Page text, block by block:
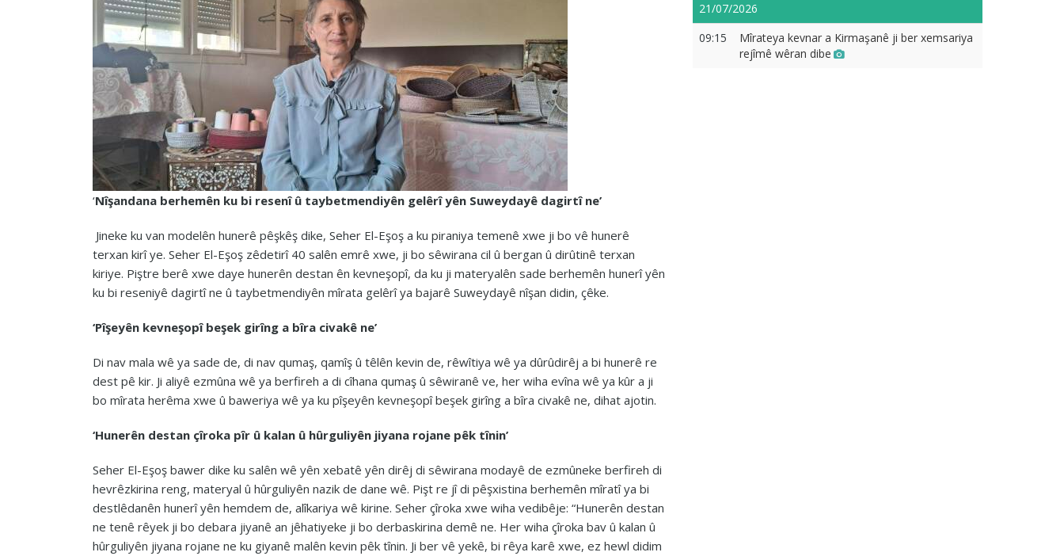
‘Nîşandana berhemên ku bi resenî û taybetmendiyên gelêrî yên Suweydayê dagirtî ne’
Jineke ku van modelên hunerê pêşkêş dike, Seher El-Eşoş a ku piraniya temenê xwe ji bo vê hunerê
terxan kirî ye. Seher El-Eşoş zêdetirî 40 salên emrê xwe, ji bo sêwirana cil û bergan û dirûtinê terxan
kiriye. Piştre berê xwe daye hunerên destan ên kevneşopî, da ku ji materyalên sade berhemên hunerî yên
ku bi reseniyê dagirtî ne û taybetmendiyên mîrata gelêrî ya bajarê Suweydayê nîşan didin, çêke.
‘Pîşeyên kevneşopî beşek girîng a bîra civakê ne’
Di nav mala wê ya sade de, di nav qumaş, qamîş û têlên kevin de, rêwîtiya wê ya dûrûdirêj a bi hunerê re
dest pê kir. Ji aliyê ezmûna wê ya berfireh a di cîhana qumaş û sêwiranê ve, her wiha evîna wê ya kûr a ji
bo mîrata herêma xwe û baweriya wê ya ku pîşeyên kevneşopî beşek girîng a bîra civakê ne, dihat ajotin.
‘Hunerên destan çîroka pîr û kalan û hûrguliyên jiyana rojane pêk tînin’
Seher El-Eşoş bawer dike ku salên wê yên xebatê yên dirêj di sêwirana modayê de ezmûneke berfireh di
hevrêzkirina reng, materyal û hûrguliyên nazik de dane wê. Pişt re jî di pêşxistina berhemên mîratî ya bi
destlêdanên hunerî yên hemdem de, alîkariya wê kirine. Seher çîroka xwe wiha vedibêje: “Hunerên destan
ne tenê rêyek ji bo debara jiyanê an jêhatiyeke ji bo derbaskirina demê ne. Her wiha çîroka bav û kalan û
hûrguliyên jiyana rojane ne ku giyanê malên kevin pêk tînin. Ji ber vê yekê, bi rêya karê xwe, ez hewl didim
21/07/2026
09:15
Mîrateya kevnar a Kirmaşanê ji ber xemsariya
rejîmê wêran dibe